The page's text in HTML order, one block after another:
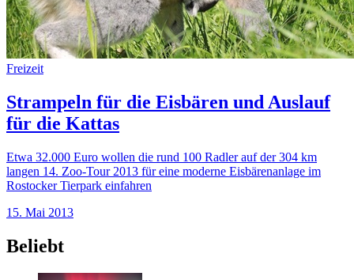
Freizeit
Strampeln für die Eisbären und Auslauf
für die Kattas
Etwa 32.000 Euro wollen die rund 100 Radler auf der 304 km
langen 14. Zoo-Tour 2013 für eine moderne Eisbärenanlage im
Rostocker Tierpark einfahren
15. Mai 2013
Beliebt